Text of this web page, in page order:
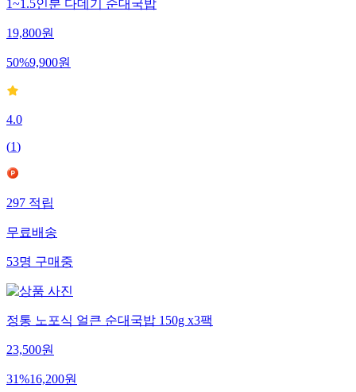
1~1.5인분 다데기 순대국밥
19,800원
50%9,900원
4.0
(1)
297적립
무료배송
53명구매중
정통 노포식 얼큰 순대국밥 150g x3팩
23,500원
31%16,200원